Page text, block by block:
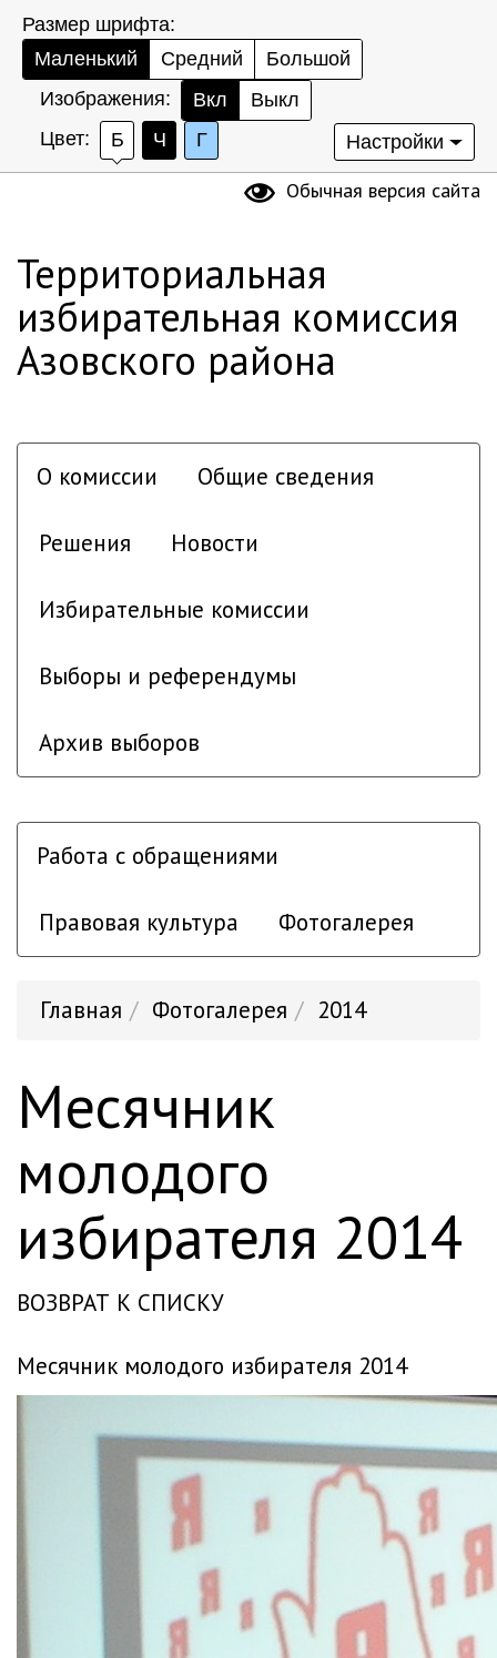
Размер шрифта:
Маленький
Средний
Большой
Изображения:
Вкл
Выкл
Цвет:
Б Ч Г Настройки
Обычная версия сайта
Территориальная
избирательная комиссия
Азовского района
О комиссии Общие сведения
Решения Новости
Избирательные комиссии
Выборы и референдумы
Архив выборов
Работа с обращениями
Правовая культура Фотогалерея
Главная Фотогалерея 2014
Месячник
молодого
избирателя 2014
ВОЗВРАТ К СПИСКУ
месячник молодого избирателя 2014